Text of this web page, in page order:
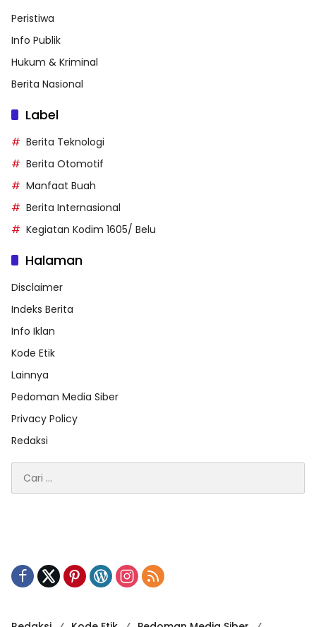
Peristiwa
Info Publik
Hukum & Kriminal
Berita Nasional
Label
Berita Teknologi
Berita Otomotif
Manfaat Buah
Berita Internasional
Kegiatan Kodim 1605/ Belu
Halaman
Disclaimer
Indeks Berita
Info Iklan
Kode Etik
Lainnya
Pedoman Media Siber
Privacy Policy
Redaksi
untuk: